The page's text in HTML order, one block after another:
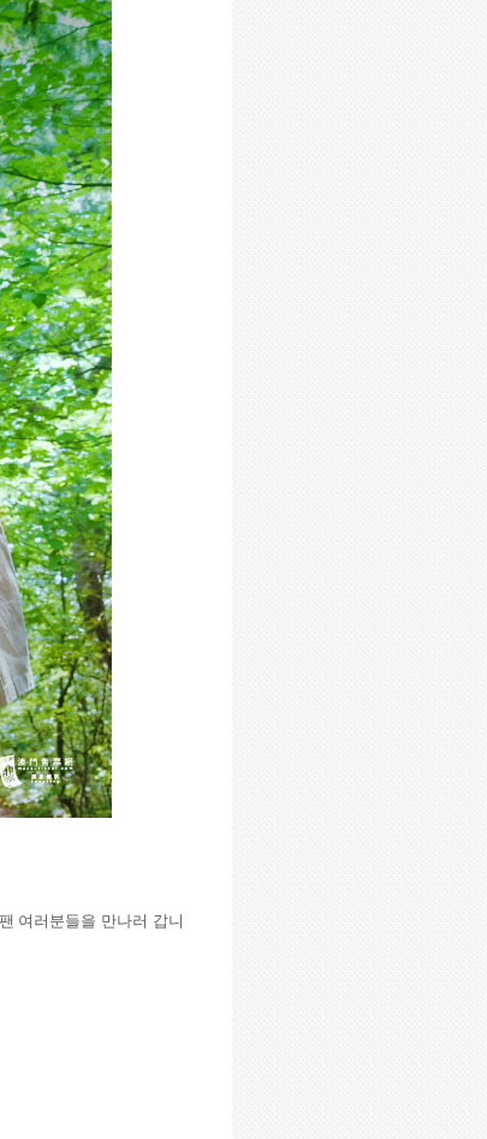
여러분들을 만나러 갑니